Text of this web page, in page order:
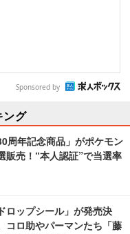
Sponsored by
ング
周年記念商品」がポケモン
販売！“本人認証”で当選率
ロップシール」が発売決
コロ助やパーマンたち「藤